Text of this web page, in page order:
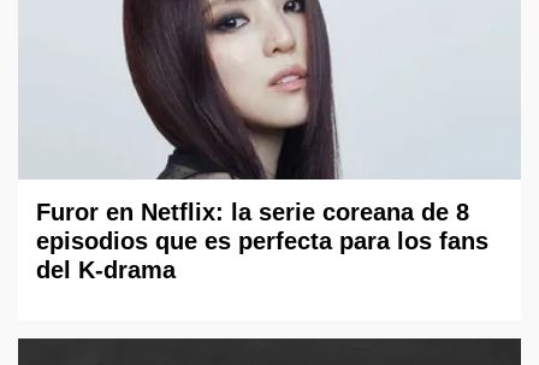
Furor en Netflix: la serie coreana de 8
episodios que es perfecta para los fans
del K-drama